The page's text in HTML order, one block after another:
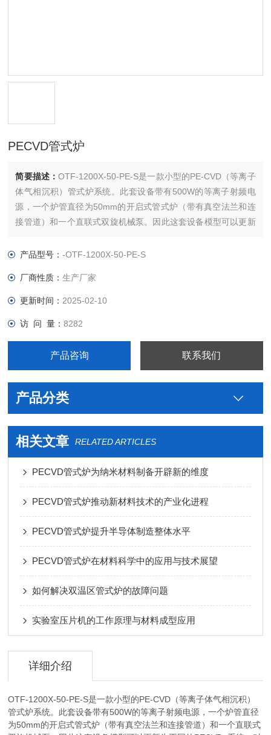
PECVD管式炉
简要描述：OTF-1200X-50-PE-S是一款小型的PE-CVD（等离子
体气相沉积）管式炉系统。此套设备带有500W的等离子射频电
源，一个炉管直径为50mm的开启式管式炉（带有真空法兰和连
接管道）和一个直联式双旋机械泵。因此这套设备模型可以更新
索，此套系统极为理想。
产品型号：-OTF-1200X-50-PE-S
厂商性质：生产厂家
更新时间： 2025-02-10
访 问 量：8282
产品咨询 联系我们
产品分类
相关文章 RELATED ARTICLES
PECVD管式炉为纳米材料制备开辟新的维度
PECVD管式炉推动新材料技术的产业化进程
PECVD管式炉提升半导体制造整体水平
PECVD管式炉在材料科学中的应用与技术展望
如何解决双温区管式炉的故障问题
实验室压片机的工作原理与材料成型应用
详细介绍
OTF-1200X-50-PE-S是一款小型的PE-CVD（等离子体气相沉积）
管式炉系统。此套设备带有500W的等离子射频电源，一个炉管直径
为50mm的开启式管式炉（带有真空法兰和连接管道）和一个直联式